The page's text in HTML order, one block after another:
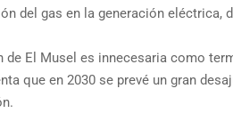
del gas en la generación
de El Musel es innecesaria como
que en 2030 se prevé un gran